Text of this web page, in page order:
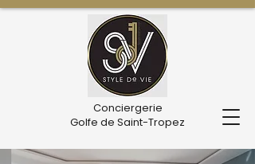
Conciergerie
Golfe de Saint-Tropez